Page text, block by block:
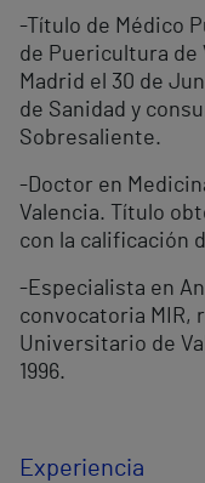
-Título de Médico
de Puericultura de
Madrid el 30 de
de Sanidad y
Sobresaliente.
-Doctor en
Valencia. Título
con la calificación
-Especialista en
convocatoria MIR,
Universitario de
1996.
Experiencia